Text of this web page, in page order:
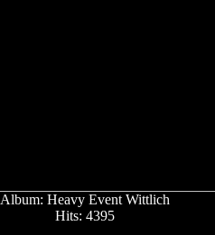
Album: Heavy Event Wittlich
Hits: 4395